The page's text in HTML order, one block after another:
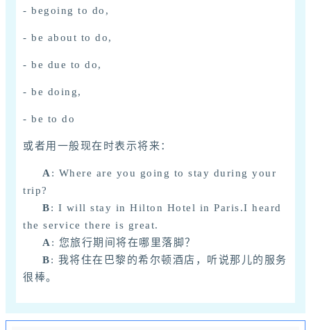
- begoing to do,
- be about to do,
- be due to do,
- be doing,
- be to do
或者用一般现在时表示将来：
A: Where are you going to stay during your
trip?
B: I will stay in Hilton Hotel in Paris.I heard
the service there is great.
A: 您旅行期间将在哪里落脚？
B: 我将住在巴黎的希尔顿酒店，听说那儿的服务
很棒。